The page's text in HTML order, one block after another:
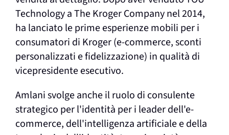
Technology a The Kroger Company nel 2014,
ha lanciato le prime esperienze mobili per i
consumatori di Kroger (e-commerce, sconti
personalizzati e fidelizzazione) in qualità di
vicepresidente esecutivo.
Amlani svolge anche il ruolo di consulente
strategico per l'identità per i leader dell'e-
commerce, dell'intelligenza artificiale e della